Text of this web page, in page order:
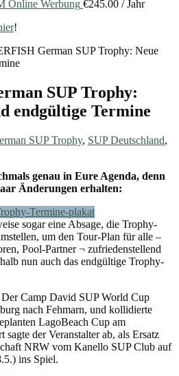
Online Werbung €245.00 / Jahr
!
German SUP Trophy: Neue
SUP Trophy:
endgültige Termine
SUP Trophy, SUP Deutschland,
genau in Eure Agenda, denn
Änderungen erhalten:
sogar eine Absage, die Trophy-
um den Tour-Plan für alle –
Pool-Partner ¬ zufriedenstellend
nun auch das endgültige Trophy-
Camp David SUP World Cup
nach Fehmarn, und kollidierte
LagoBeach Cup am
sagte der Veranstalter ab, als Ersatz
NRW vom Kanello SUP Club auf
ins Spiel.